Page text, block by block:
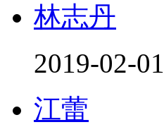
林志丹
2019-02-01
江蕾